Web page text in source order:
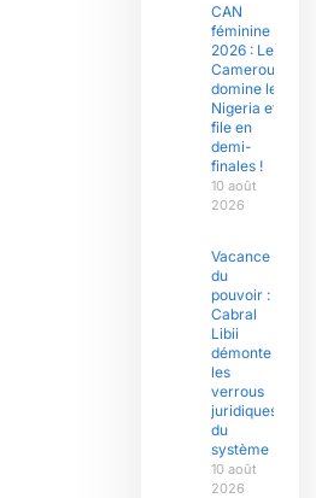
CAN
féminine
2026 : Le
Cameroun
domine le
Nigeria et
file en
demi-
finales !
10 août
2026
Vacance
du
pouvoir :
Cabral
Libii
démonte
les
verrous
juridiques
du
système
10 août
2026